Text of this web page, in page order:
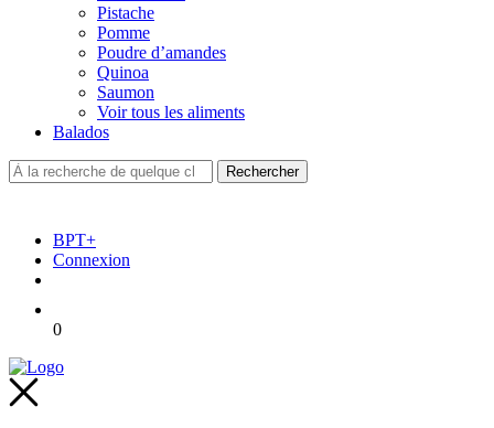
Pistache
Pomme
Poudre d’amandes
Quinoa
Saumon
Voir tous les aliments
Balados
BPT+
Connexion
0